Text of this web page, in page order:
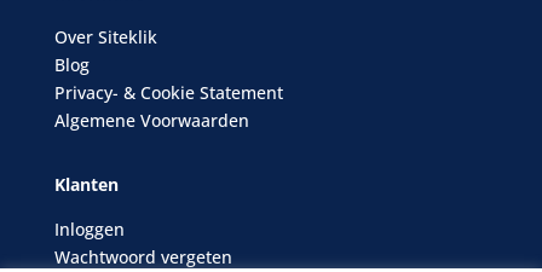
Over Siteklik
Blog
Privacy- & Cookie Statement
Algemene Voorwaarden
Klanten
Inloggen
Wachtwoord vergeten